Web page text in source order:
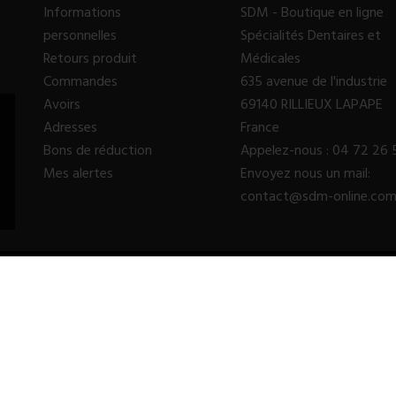
Informations
personnelles
Retours produit
Commandes
Avoirs
Adresses
Bons de réduction
Mes alertes
SDM - Boutique en ligne
Spécialités Dentaires et
Médicales
635 avenue de l'industrie
69140 RILLIEUX LAPAPE
France
Appelez-nous : 04 72 26
Envoyez nous un mail:
contact@sdm-online.com